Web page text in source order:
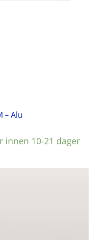
– Alu
innen 10-21 dager